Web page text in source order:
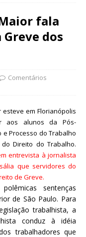
fala
dos
Comentários
esteve em Florianópolis
aos alunos da Pós-
e Processo do Trabalho
Direito do Trabalho.
entrevista à jornalista
que servidores do
de Greve.
sentenças
de São Paulo. Para
trabalhista, a
conduz à idéia
trabalhadores que